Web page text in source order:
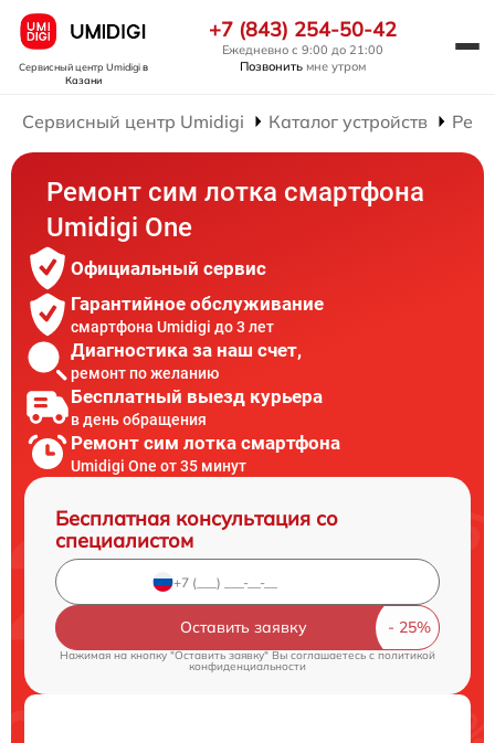
Сервисный центр Umidigiв
Казани
+7 (843) 254-50-42
Ежедневно с 9:00 до 21:00
Позвонить мне утром
Сервисный центр Umidigi Каталог устройств
Ремонт сим лотка смартфона
Umidigi One
Официальный сервис
Гарантийное обслуживание
смартфона Umidigi до 3 лет
Диагностика за наш счет,
ремонт по желанию
Бесплатный выезд курьера
в день обращения
Ремонт сим лотка смартфона
Umidigi One от 35 минут
Бесплатная консультация со
специалистом
Оставить заявку
Нажимая на кнопку "Оставить заявку" Вы соглашаетесь c политикой
конфиденциальности